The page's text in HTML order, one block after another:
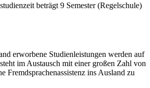
beträgt 9 Semester (Regelschule)
erworbene Studienleistungen werden auf
im Austausch mit einer großen Zahl von
ins Ausland zu